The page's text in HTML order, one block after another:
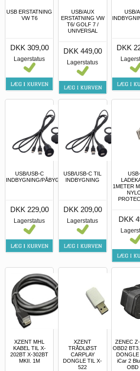
USB ERSTATNING
VW T6
DKK 309,00
Lagerstatus
USB/AUX
ERSTATNING VW
T6/ GOLF 7 /
UNIVERSAL
DKK 449,00
Lagerstatus
USB/
DKK
USB/USB-C
INDBYGNING/PÅBYGNING
DKK 229,00
Lagerstatus
USB/USB-C TIL
INDBYGNING
DKK 209,00
Lagerstatus
1METER
DKK
XZENT MHL
KABEL TIL X-
202BT X-302BT
MKII. 1M
XZENT
TRÅDLØST
CARPLAY
DONGLE TIL X-
522
ZENEC
OBD2
DONGLE
iCar 2
OBD